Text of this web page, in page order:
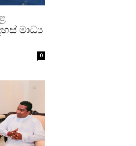
මාධ්‍ය
0